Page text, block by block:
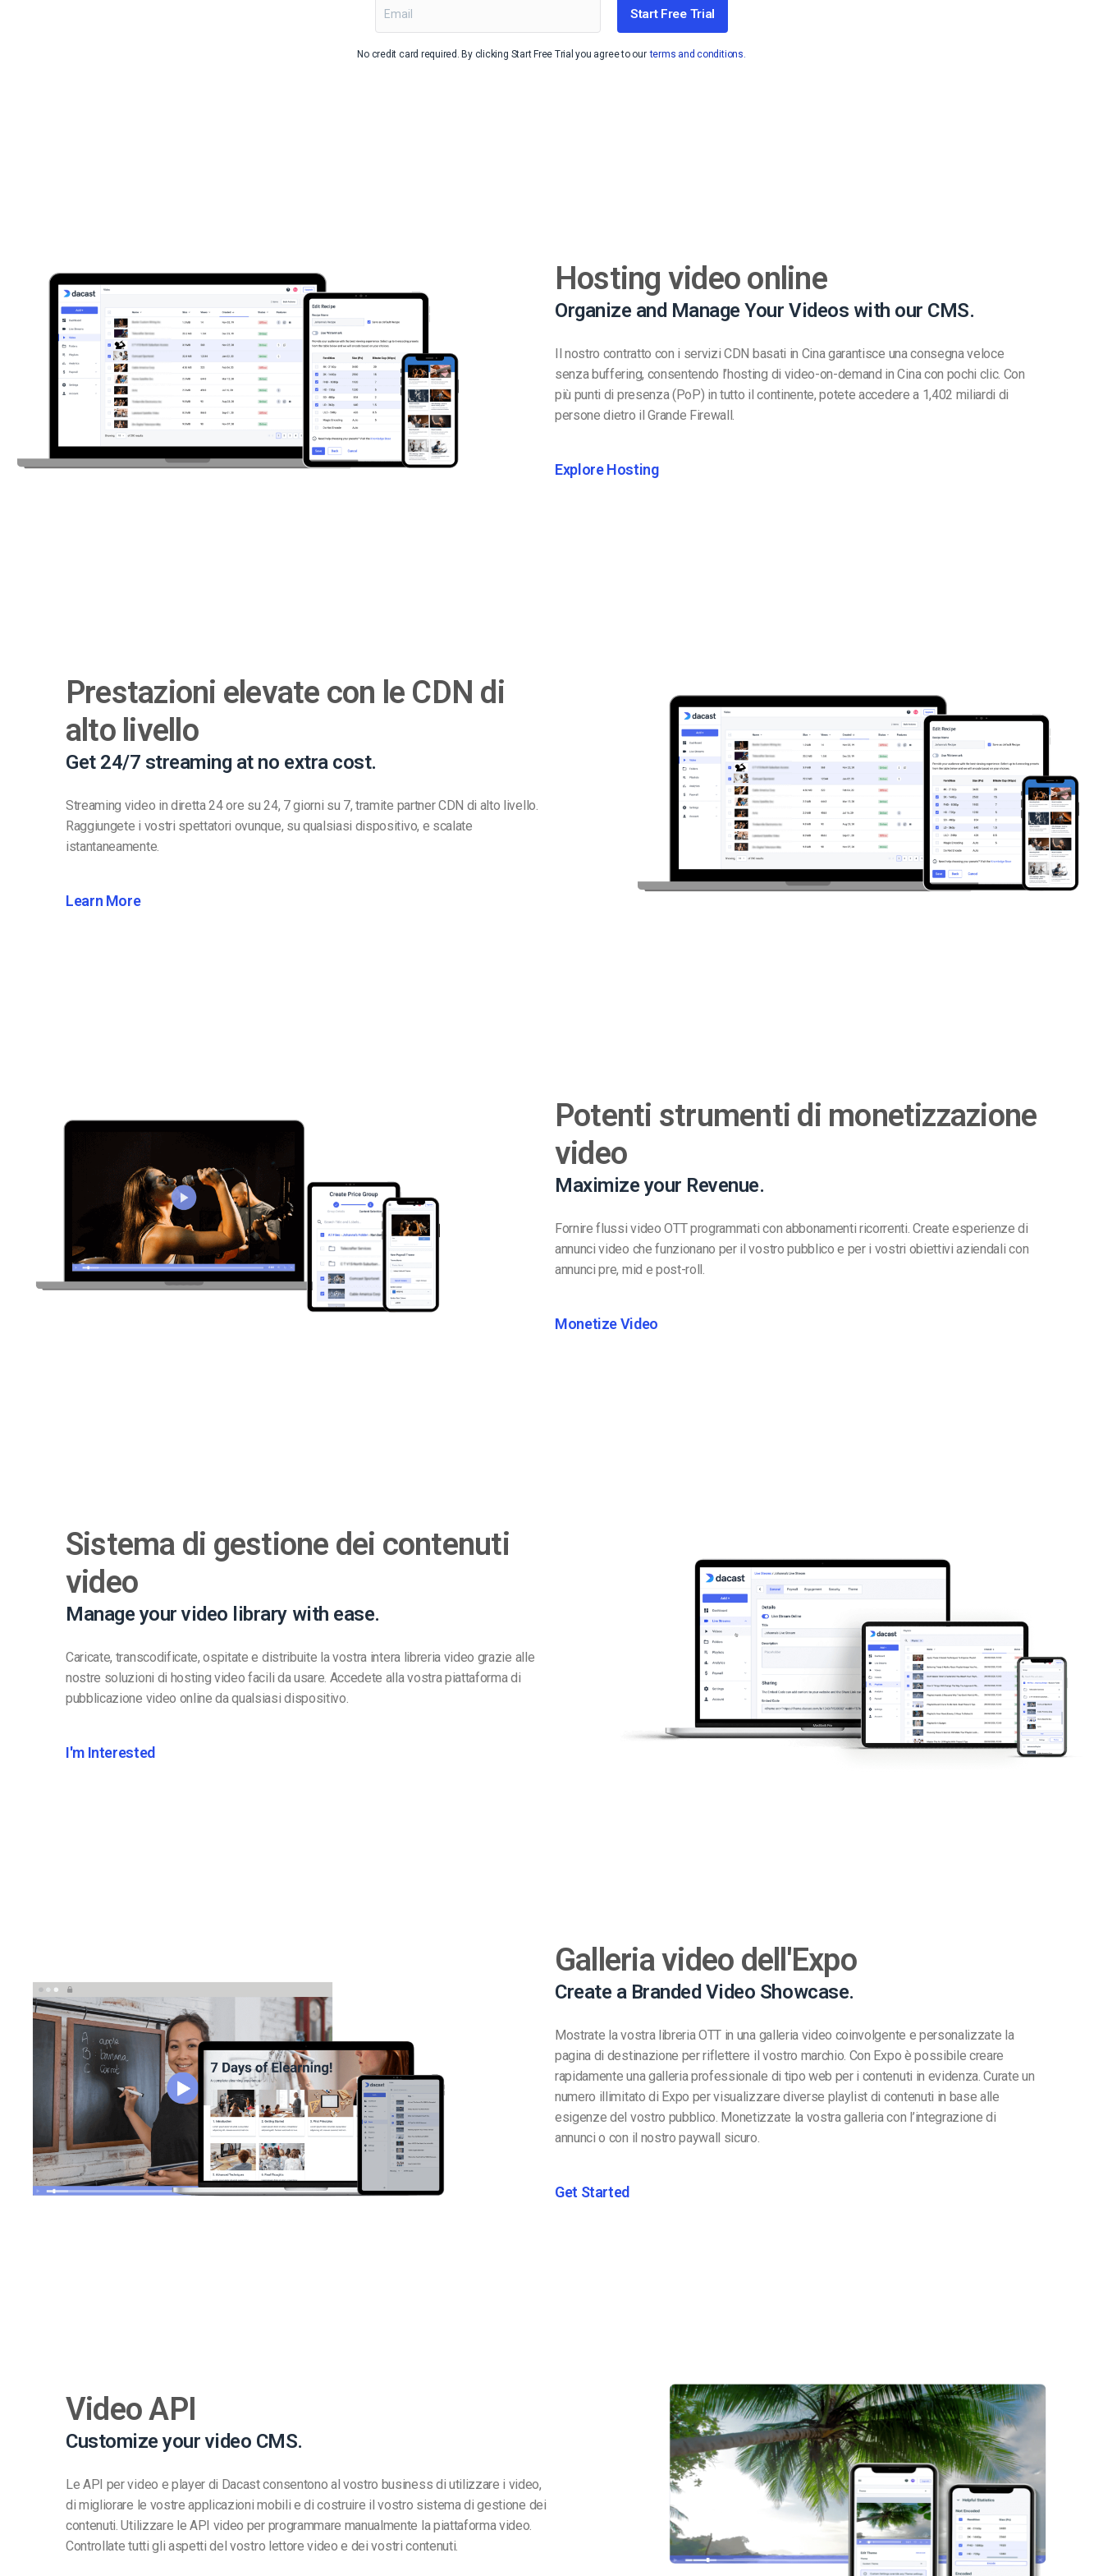
Video Marketing
Start Free Trial
No credit card required. By clicking Start Free Trial you agree to our terms and conditions.
Hosting video online
Organize and Manage Your Videos with our CMS.
Il nostro contratto con i servizi CDN basati in Cina garantisce una consegna veloce
senza buffering, consentendo l’hosting di video-on-demand in Cina con pochi clic. Con
più punti di presenza (PoP) in tutto il continente, potete accedere a 1,402 miliardi di
persone dietro il Grande Firewall.
Explore Hosting
Prestazioni elevate con le CDN di
alto livello
Get 24/7 streaming at no extra cost.
Streaming video in diretta 24 ore su 24, 7 giorni su 7, tramite partner CDN di alto livello.
Raggiungete i vostri spettatori ovunque, su qualsiasi dispositivo, e scalate
istantaneamente.
Learn More
Potenti strumenti di monetizzazione
video
Maximize your Revenue.
Fornire flussi video OTT programmati con abbonamenti ricorrenti. Create esperienze di
annunci video che funzionano per il vostro pubblico e per i vostri obiettivi aziendali con
annunci pre, mid e post-roll.
Monetize Video
Sistema di gestione dei contenuti
video
Manage your video library with ease.
Caricate, transcodificate, ospitate e distribuite la vostra intera libreria video grazie alle
nostre soluzioni di hosting video facili da usare. Accedete alla vostra piattaforma di
pubblicazione video online da qualsiasi dispositivo.
I'm Interested
Galleria video dell'Expo
Create a Branded Video Showcase.
Mostrate la vostra libreria OTT in una galleria video coinvolgente e personalizzate la
pagina di destinazione per riflettere il vostro marchio. Con Expo è possibile creare
rapidamente una galleria professionale di tipo web per i contenuti in evidenza. Curate un
numero illimitato di Expo per visualizzare diverse playlist di contenuti in base alle
esigenze del vostro pubblico. Monetizzate la vostra galleria con l’integrazione di
annunci o con il nostro paywall sicuro.
Get Started
Video API
Customize your video CMS.
Le API per video e player di Dacast consentono al vostro business di utilizzare i video,
di migliorare le vostre applicazioni mobili e di costruire il vostro sistema di gestione dei
contenuti. Utilizzare le API video per programmare manualmente la piattaforma video.
Controllate tutti gli aspetti del vostro lettore video e dei vostri contenuti.